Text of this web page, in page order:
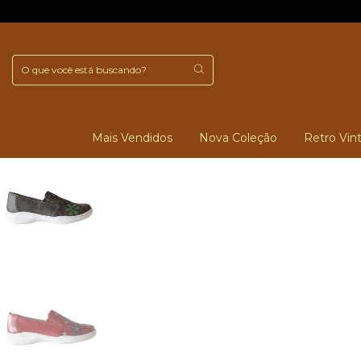
Mais Vendidos Nova Coleção Retro